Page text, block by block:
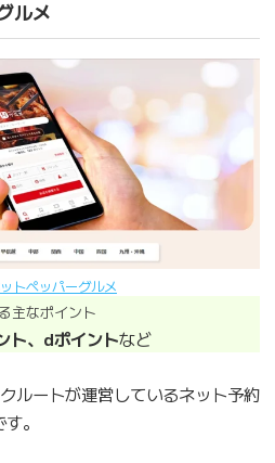
ルメ
トペッパーグルメ
主なポイント
ト、dポイントなど
ルートが運営しているネット予約
。